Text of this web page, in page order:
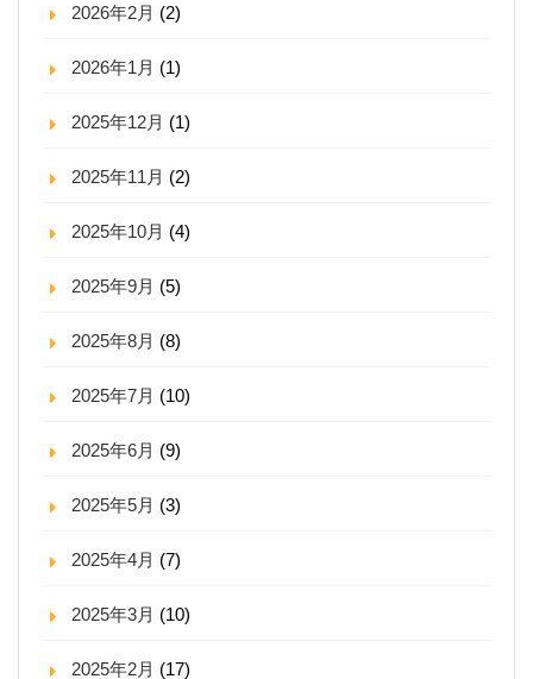
2026年2月 (2)
2026年1月 (1)
2025年12月 (1)
2025年11月 (2)
2025年10月 (4)
2025年9月 (5)
2025年8月 (8)
2025年7月 (10)
2025年6月 (9)
2025年5月 (3)
2025年4月 (7)
2025年3月 (10)
2025年2月 (17)